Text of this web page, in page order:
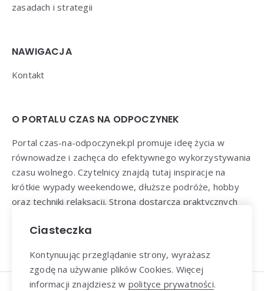
zasadach i strategii
NAWIGACJA
Kontakt
O PORTALU CZAS NA ODPOCZYNEK
Portal czas-na-odpoczynek.pl promuje ideę życia w
równowadze i zachęca do efektywnego wykorzystywania
czasu wolnego. Czytelnicy znajdą tutaj inspiracje na
krótkie wypady weekendowe, dłuższe podróże, hobby
oraz techniki relaksacji. Strona dostarcza praktycznych
współczesnego życia.
Ciasteczka
Kontynuując przeglądanie strony, wyrażasz
zgodę na używanie plików Cookies. Więcej
informacji znajdziesz w polityce prywatności.